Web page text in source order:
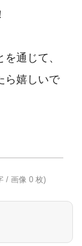
通じて、
ら嬉しいで
/ 画像 0 枚)